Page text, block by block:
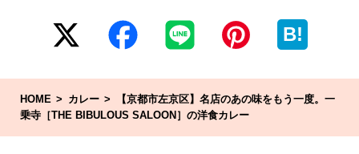
B!
HOME カレー
【京都市左京区】名店のあの味をもう一度。一
乗寺［THE BIBULOUS SALOON］の洋食カレー